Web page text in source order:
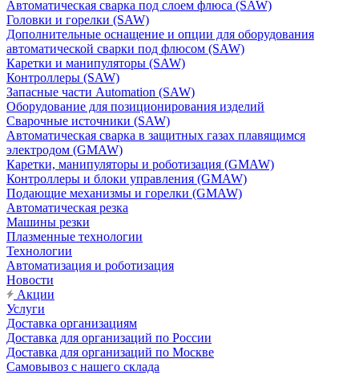
Автоматическая сварка под слоем флюса (SAW)
Головки и горелки (SAW)
Дополнительные оснащение и опции для оборудования
автоматической сварки под флюсом (SAW)
Каретки и манипуляторы (SAW)
Контроллеры (SAW)
Запасные части Automation (SAW)
Оборудование для позиционирования изделий
Сварочные источники (SAW)
Автоматическая сварка в защитных газах плавящимся
электродом (GMAW)
Каретки, манипуляторы и роботизация (GMAW)
Контроллеры и блоки управления (GMAW)
Подающие механизмы и горелки (GMAW)
Автоматическая резка
Машины резки
Плазменные технологии
Технологии
Автоматизация и роботизация
Новости
Акции
Услуги
Доставка организациям
Доставка для организаций по России
Доставка для организаций по Москве
Самовывоз с нашего склада